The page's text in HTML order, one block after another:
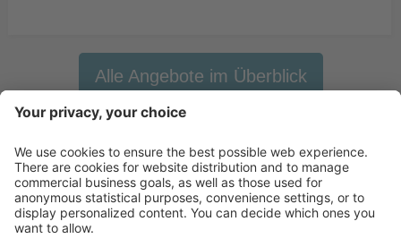
Alle Angebote im Überblick
Newsletter